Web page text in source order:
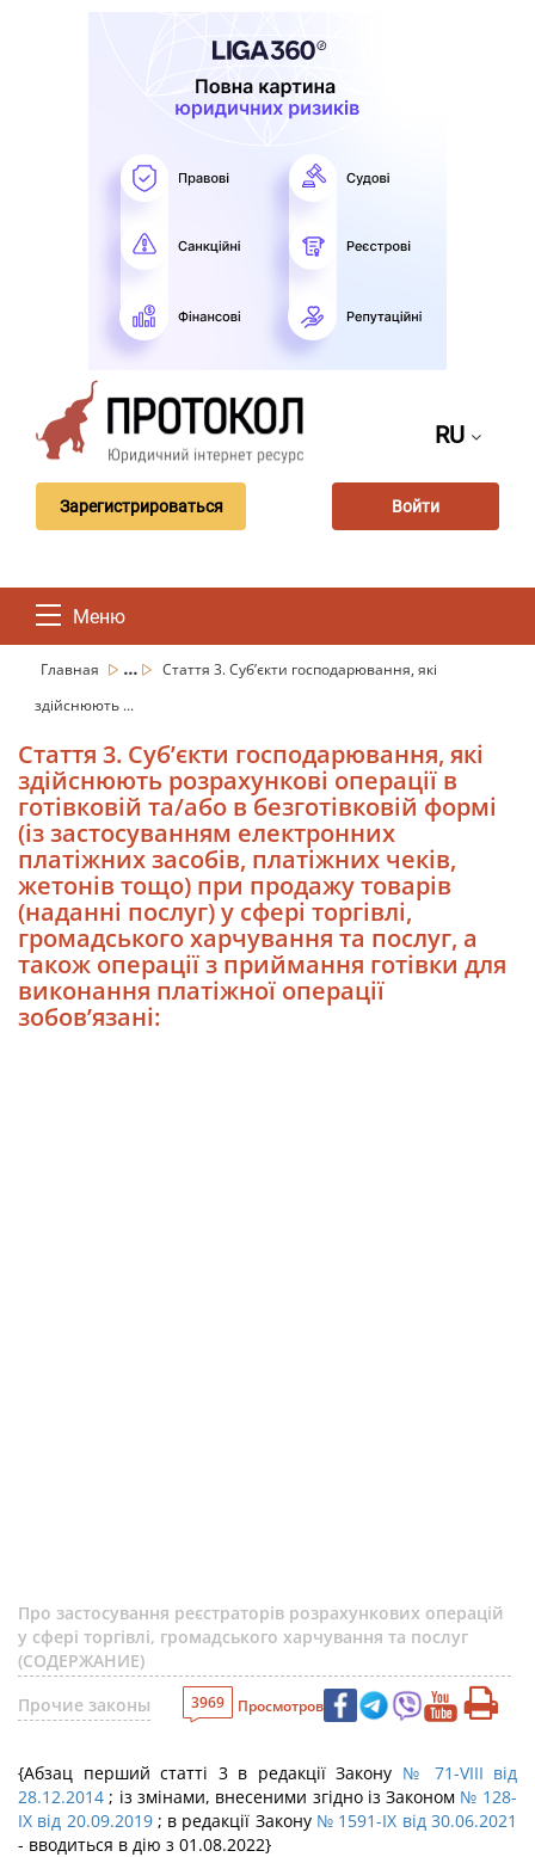
RU
Зарегистрироваться Войти
Меню
Главная ...
Стаття 3. Суб’єкти господарювання, які
здійснюють ...
Стаття 3. Суб’єкти господарювання, які
здійснюють розрахункові операції в
готівковій та/або в безготівковій формі
(із застосуванням електронних
платіжних засобів, платіжних чеків,
жетонів тощо) при продажу товарів
(наданні послуг) у сфері торгівлі,
громадського харчування та послуг, а
також операції з приймання готівки для
виконання платіжної операції
зобов’язані:
Про застосування реєстраторів розрахункових операцій
у сфері торгівлі, громадського харчування та послуг
(СОДЕРЖАНИЕ)
Прочие законы
3969 Просмотров
{Абзац перший статті 3 в редакції Закону № 71-VIII від
28.12.2014 ; із змінами, внесеними згідно із Законом № 128-
IX від 20.09.2019; в редакції Закону № 1591-IX від 30.06.2021
- вводиться в дію з 01.08.2022}